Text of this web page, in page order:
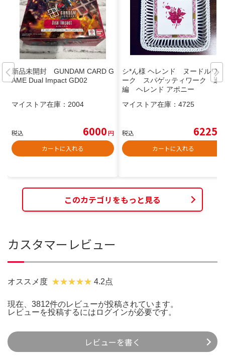
新品未開封 GUNDAM CARD G
AME Dual Impact GD02
マイストア在庫： 2004
税込 6000円
カートに入れる
シ*ん様 ヘレンド ヌードルワ
ーク スパゲッティワーク 透
編 ヘレンド アポニー
マイストア在庫： 4725
税込 6225
カートに入れる
このカテゴリをもっと見る
カスタマーレビュー
オススメ度 4.2点
現在、3812件のレビューが投稿されています。
レビューを投稿するには ログインが必要です。
レビューを書く